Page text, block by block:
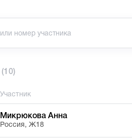
(10)
Участник
Микрюкова Анна
Россия, Ж18